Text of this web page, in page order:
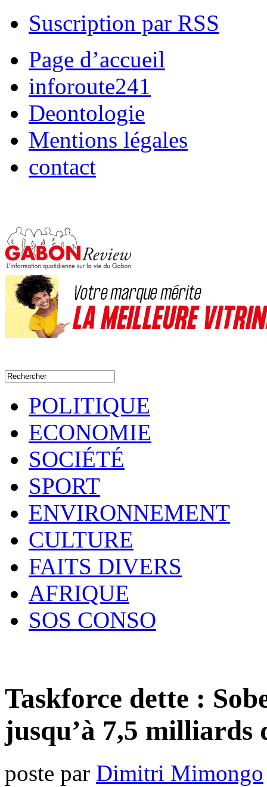
Suscription par RSS
Page d’accueil
inforoute241
Deontologie
Mentions légales
contact
POLITIQUE
ECONOMIE
SOCIÉTÉ
SPORT
ENVIRONNEMENT
CULTURE
FAITS DIVERS
AFRIQUE
SOS CONSO
Taskforce dette :
jusqu’à 7,5 milliards
poste par Dimitri Mimongo